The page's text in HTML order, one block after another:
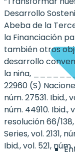
Desarrollo
Abeba de la
la Financiación
también otros
desarrollo
la niña,
22960 (S)
núm. 27531. Ibid.,
núm. 44910. Ibid.,
resolución 66/
Series, vol. 2131,
Ibid., vol. 521,